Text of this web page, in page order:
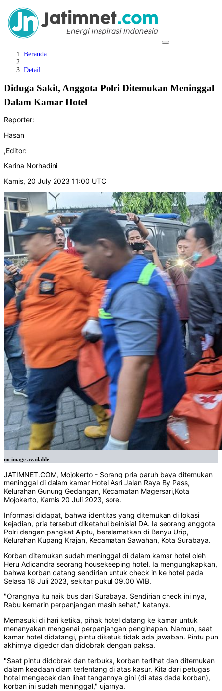
Beranda
Detail
Diduga Sakit, Anggota Polri Ditemukan Meninggal
Dalam Kamar Hotel
Reporter:
Hasan
,Editor:
Karina Norhadini
Kamis, 20 July 2023 11:00 UTC
no image available
JATIMNET.COM, Mojokerto - Sorang pria paruh baya ditemukan
meninggal di dalam kamar Hotel Asri Jalan Raya By Pass,
Kelurahan Gunung Gedangan, Kecamatan Magersari,Kota
Mojokerto, Kamis 20 Juli 2023, sore.
Informasi didapat, bahwa identitas yang ditemukan di lokasi
kejadian, pria tersebut diketahui beinisial DA. Ia seorang anggota
Polri dengan pangkat Aiptu, beralamatkan di Banyu Urip,
Kelurahan Kupang Krajan, Kecamatan Sawahan, Kota Surabaya.
Korban ditemukan sudah meninggal di dalam kamar hotel oleh
Heru Adicandra seorang housekeeping hotel. Ia mengungkapkan,
bahwa korban datang sendirian untuk check in ke hotel pada
Selasa 18 Juli 2023, sekitar pukul 09.00 WIB.
"Orangnya itu naik bus dari Surabaya. Sendirian check ini nya,
Rabu kemarin perpanjangan masih sehat," katanya.
Memasuki di hari ketika, pihak hotel datang ke kamar untuk
menanyakan mengenai perpanjangan penginapan. Namun, saat
kamar hotel didatangi, pintu diketuk tidak ada jawaban. Pintu pun
akhirnya digedor dan didobrak dengan paksa.
"Saat pintu didobrak dan terbuka, korban terlihat dan ditemukan
dalam keadaan diam terlentang di atas kasur. Kita dari petugas
hotel mengecek dan lihat tangannya gini (di atas dada korban),
korban ini sudah meninggal," ujarnya.